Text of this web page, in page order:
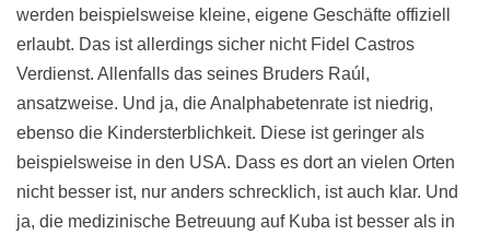
werden beispielsweise kleine, eigene Geschäfte offiziell
erlaubt. Das ist allerdings sicher nicht Fidel Castros
Verdienst. Allenfalls das seines Bruders Raúl ,
ansatzweise. Und ja, die Analphabetenrate ist niedrig,
ebenso die Kindersterblichkeit. Diese ist geringer als
beispielsweise in den USA. Dass es dort an vielen Orten
nicht besser ist, nur anders schrecklich, ist auch klar. Und
ja, die medizinische Betreuung auf Kuba ist besser als in